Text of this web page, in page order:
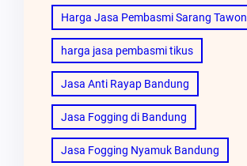
Harga Jasa Pembasmi Sarang Tawon
harga jasa pembasmi tikus
Jasa Anti Rayap Bandung
Jasa Fogging di Bandung
Jasa Fogging Nyamuk Bandung